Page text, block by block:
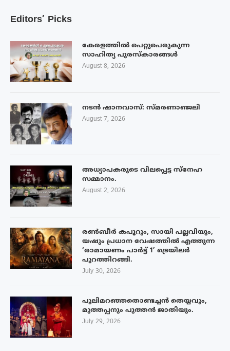
Editors’ Picks
കേരളത്തിൽ പെറ്റുപെരുകുന്ന
സാഹിത്യ പുരസ്‌കാരങ്ങൾ
August 8, 2026
നടൻ ഷാനവാസ്: സ്മരണാഞ്ജലി
August 7, 2026
അധ്യാപകരുടെ വിലപ്പെട്ട സ്നേഹ
സമ്മാനം.
August 2, 2026
രൺബീർ കപൂറും, സായി പല്ലവിയും,
യഷും പ്രധാന വേഷത്തിൽ എത്തുന്ന
‘രാമായണം പാർട്ട് 1’ ട്രെയിലർ
പുറത്തിറങ്ങി.
July 30, 2026
പുലിമറഞ്ഞതൊണ്ടച്ചൻ തെയ്യവും,
മുത്തപ്പനും പുത്തൻ ജാതിയും.
July 29, 2026